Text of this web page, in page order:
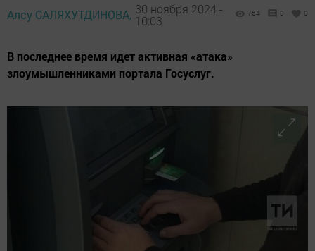
Алсу САЛЯХУТДИНОВА, 30 ноября 2024 -
10:03
754 0 0
В последнее время идет активная «атака»
злоумышленниками портала Госуслуг.